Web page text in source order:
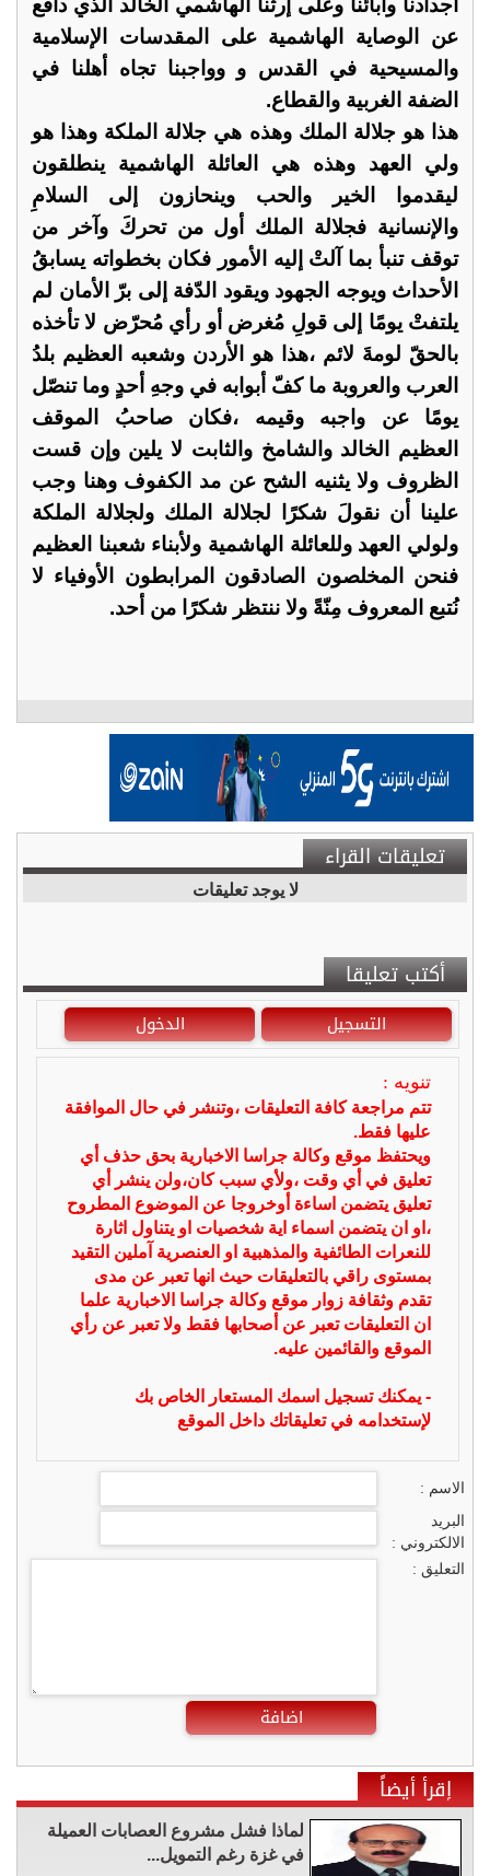
أجدادنا وآبائنا وعلى إرثنا الهاشمي الخالد الذي دافع
عن الوصاية الهاشمية على المقدسات الإسلامية
والمسيحية في القدس و وواجبنا تجاه أهلنا في
الضفة الغربية والقطاع.
‏هذا هو جلالة الملك وهذه هي جلالة الملكة وهذا هو
ولي العهد وهذه هي العائلة الهاشمية ينطلقون
ليقدموا الخير والحب وينحازون إلى السلامِ
والإنسانية فجلالة الملك أول من تحركَ وآخر من
توقف تنبأ بما آلتْ إليه الأمور فكان بخطواته يسابقُ
الأحداث ويوجه الجهود ويقود الدّفة إلى برّ الأمان لم
يلتفتْ يومًا إلى قولِ مُغرض أو رأي مُحرّض لا تأخذه
بالحقّ لومةَ لائم ،هذا هو الأردن وشعبه العظيم بلدُ
العرب والعروبة ما كفّ أبوابه في وجهِ أحدٍ وما تنصّل
يومًا عن واجبه وقيمه ،فكان صاحبُ الموقف
العظيم الخالد والشامخ والثابت لا يلين وإن قست
الظروف ولا يثنيه الشح عن مد الكفوف وهنا وجب
علينا أن نقولَ شكرًا لجلالة الملك ولجلالة الملكة
ولولي العهد وللعائلة الهاشمية ولأبناء شعبنا العظيم
فنحن المخلصون الصادقون المرابطون الأوفياء لا
نُتبع المعروف مِنّةً ولا ننتظر شكرًا من أحد.
تعليقات القراء
لا يوجد تعليقات
أكتب تعليقا
التسجيل الدخول
تنويه :
تتم مراجعة كافة التعليقات ،وتنشر في حال الموافقة
عليها فقط.
ويحتفظ موقع وكالة جراسا الاخبارية بحق حذف أي
تعليق في أي وقت ،ولأي سبب كان،ولن ينشر أي
تعليق يتضمن اساءة أوخروجا عن الموضوع المطروح
،او ان يتضمن اسماء اية شخصيات او يتناول اثارة
للنعرات الطائفية والمذهبية او العنصرية آملين التقيد
بمستوى راقي بالتعليقات حيث انها تعبر عن مدى
تقدم وثقافة زوار موقع وكالة جراسا الاخبارية علما
ان التعليقات تعبر عن أصحابها فقط ولا تعبر عن رأي
الموقع والقائمين عليه.
- يمكنك تسجيل اسمك المستعار الخاص بك
لإستخدامه في تعليقاتك داخل الموقع
الاسم :
البريد
الالكتروني :
التعليق :
اضافة
إقرأ أيضاً
لماذا فشل مشروع العصابات العميلة
في غزة رغم التمويل...